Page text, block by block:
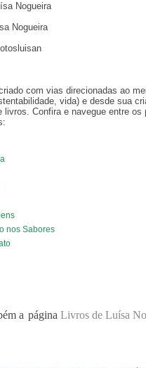
Nogueira
Nogueira
com vias direcionadas ao
vida) e desde sua
livros. Confira e navegue entre os
nos Sabores
a página Livros de Luísa